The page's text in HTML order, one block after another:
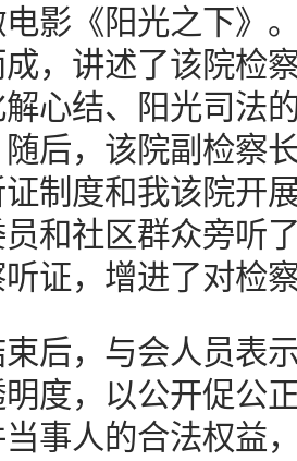
影《阳光之下》
，讲述了该院检
心结、阳光司法
后，该院副检察
制度和我该院开
和社区群众旁听
证，增进了对检
，与会人员表示
度，以公开促公
事人的合法权益